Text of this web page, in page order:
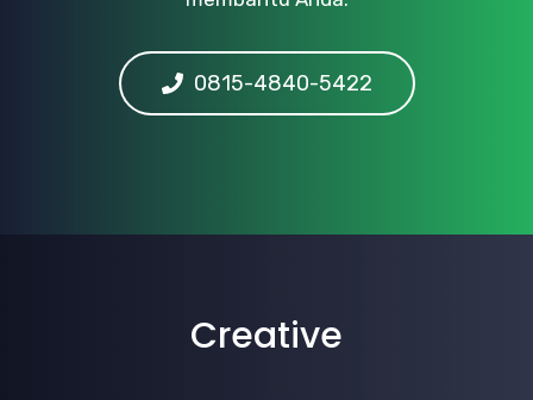
0815-4840-5422
Creative